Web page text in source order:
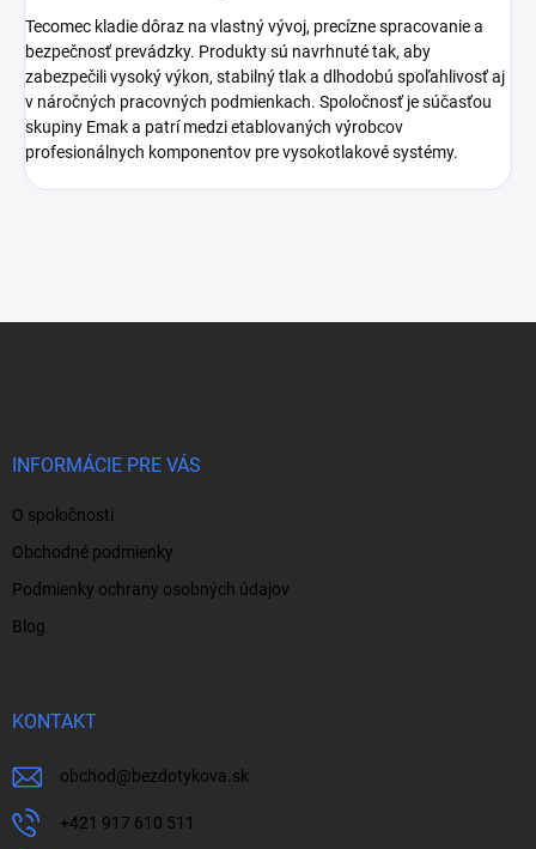
Tecomec kladie dôraz na vlastný vývoj, precízne spracovanie a
bezpečnosť prevádzky. Produkty sú navrhnuté tak, aby
zabezpečili vysoký výkon, stabilný tlak a dlhodobú spoľahlivosť aj
v náročných pracovných podmienkach. Spoločnosť je súčasťou
skupiny Emak a patrí medzi etablovaných výrobcov
profesionálnych komponentov pre vysokotlakové systémy.
INFORMÁCIE PRE VÁS
O spoločnosti
Obchodné podmienky
Podmienky ochrany osobných údajov
Blog
KONTAKT
obchod @bezdotykova.sk
+421 917 610 511